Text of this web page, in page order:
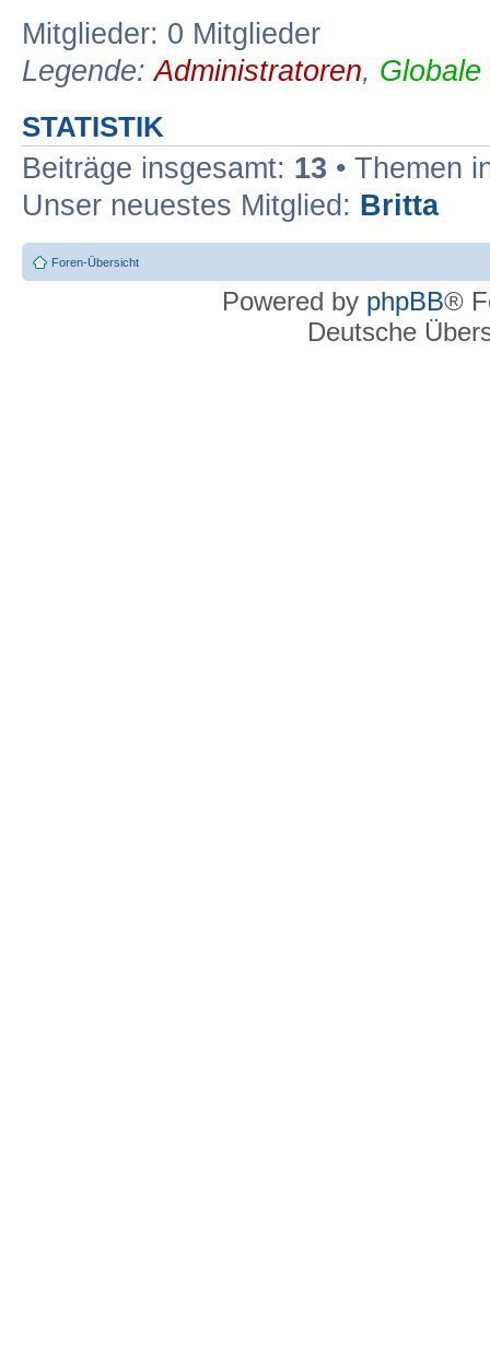
Mitglieder: 0 Mitglieder
Legende:Administratoren,
STATISTIK
Beiträge insgesamt: 13 • Themen
Unser neuestes Mitglied: Britta
Foren-Übersicht
Powered by phpBB®
Deutsche